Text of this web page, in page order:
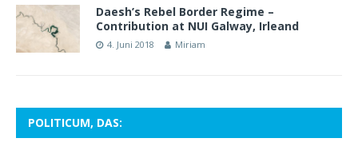
Daesh’s Rebel Border Regime –
Contribution at NUI Galway, Irleand
4. Juni 2018 Miriam
POLITICUM, DAS: